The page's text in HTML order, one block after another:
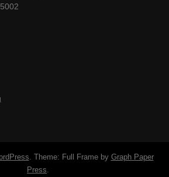
. Theme: Full Frame by Graph Paper
Press.